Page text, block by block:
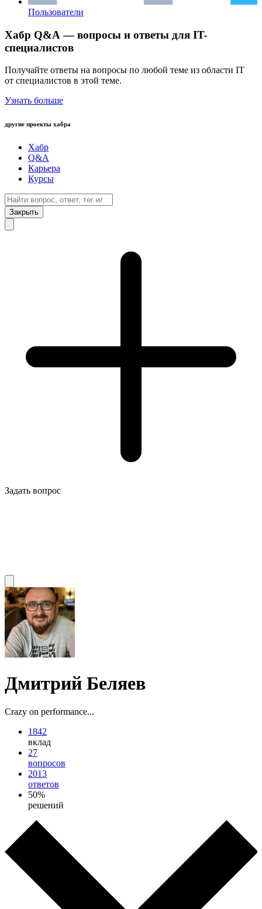
Пользователи
Хабр Q&A — вопросы и ответы для IT-
специалистов
Получайте ответы на вопросы по любой теме из области IT
от специалистов в этой теме.
Узнать больше
другие проекты хабра
Хабр
Q&A
Карьера
Курсы
Закрыть
Задать вопрос
Дмитрий Беляев
Crazy on performance...
1842
вклад
27
вопросов
2013
ответов
50%
решений